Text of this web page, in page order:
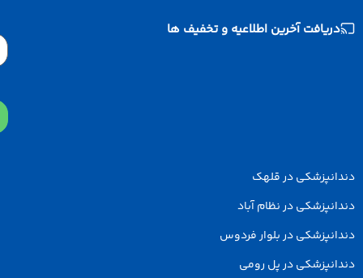
دریافت آخرین اطلاعیه و تخفیف ها
در قلهک
در نظام آباد
در بلوار فردوس
در پل رومی